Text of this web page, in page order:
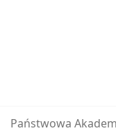
Państwowa